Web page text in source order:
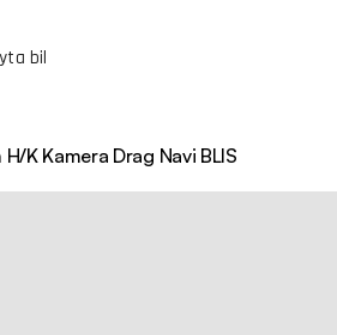
bil
K Kamera Drag Navi BLIS